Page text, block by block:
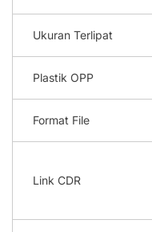
Ukuran Terlipat
Plastik OPP
Format File
Link CDR